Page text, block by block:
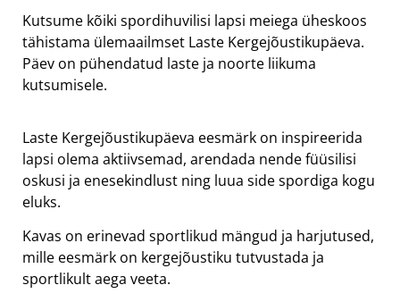
Kutsume kõiki spordihuvilisi lapsi meiega üheskoos
tähistama ülemaailmset Laste Kergejõustikupäeva.
Päev on pühendatud laste ja noorte liikuma
kutsumisele.
Laste Kergejõustikupäeva eesmärk on inspireerida
lapsi olema aktiivsemad, arendada nende füüsilisi
oskusi ja enesekindlust ning luua side spordiga kogu
eluks.
Kavas on erinevad sportlikud mängud ja harjutused,
mille eesmärk on kergejõustiku tutvustada ja
sportlikult aega veeta.